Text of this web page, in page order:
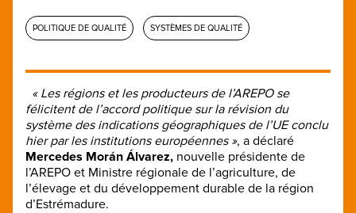
POLITIQUE DE QUALITÉ SYSTÈMES DE QUALITÉ
« Les régions et les producteurs de l’AREPO se
félicitent de l’accord politique sur la révision du
système des indications géographiques de l’UE conclu
hier par les institutions européennes », a déclaré
Mercedes Morán Álvarez, nouvelle présidente de
l’AREPO et Ministre régionale de l’agriculture, de
l’élevage et du développement durable de la région
d’Estrémadure.